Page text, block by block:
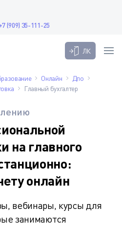
(909) 35-111-25
ЛК
Онлайн
Дпо
Главный бухгалтер
на главного
онлайн
вебинары, курсы для
занимаются